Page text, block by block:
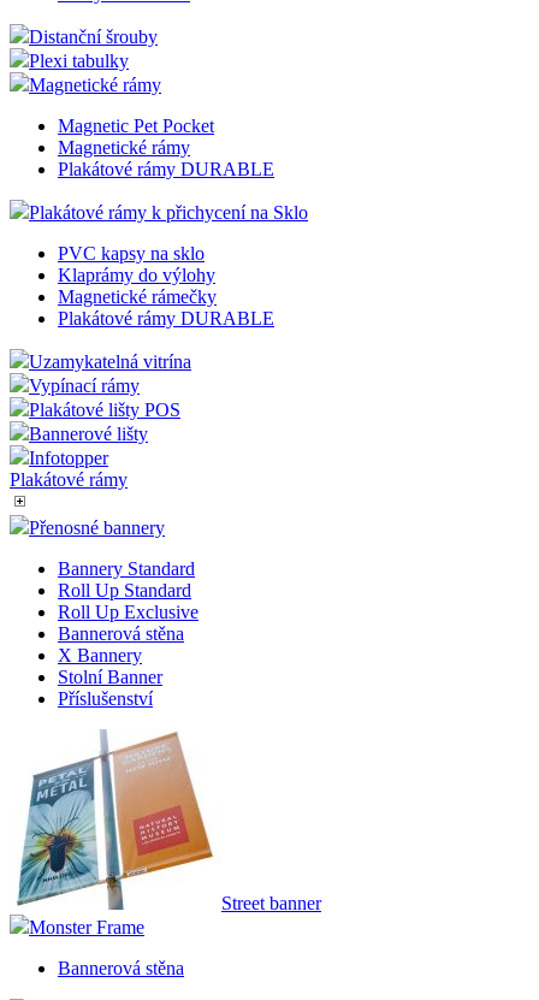
Distanční šrouby
Plexi tabulky
Magnetické rámy
Magnetic Pet Pocket
Magnetické rámy
Plakátové rámy DURABLE
Plakátové rámy k přichycení na Sklo
PVC kapsy na sklo
Klaprámy do výlohy
Magnetické rámečky
Plakátové rámy DURABLE
Uzamykatelná vitrína
Vypínací rámy
Plakátové lišty POS
Bannerové lišty
Infotopper
Plakátové rámy
Přenosné bannery
Bannery Standard
Roll Up Standard
Roll Up Exclusive
Bannerová stěna
X Bannery
Stolní Banner
Příslušenství
Street banner
Monster Frame
Bannerová stěna